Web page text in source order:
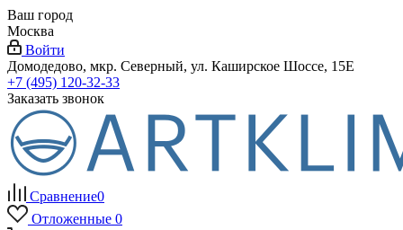
Ваш город
Москва
Войти
Домодедово, мкр. Северный, ул. Каширское Шоссе, 15Е
+7 (495) 120-32-33
Заказать звонок
Сравнение0
Отложенные 0